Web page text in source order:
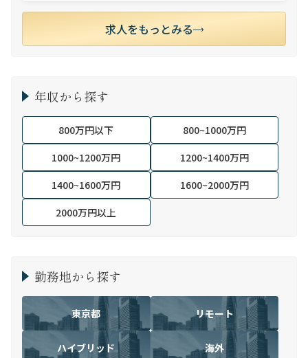
求人をもっとみる
年収から探す
800万円以下
800~1000万円
1000~1200万円
1200~1400万円
1400~1600万円
1600~2000万円
2000万円以上
勤務地から探す
東京都 リモート
ハイブリッド 海外